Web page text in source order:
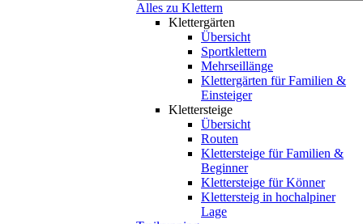
Alles zu Klettern
Klettergärten
Übersicht
Sportklettern
Mehrseillänge
Klettergärten für Familien &
Einsteiger
Klettersteige
Übersicht
Routen
Klettersteige für Familien &
Beginner
Klettersteige für Könner
Klettersteig in hochalpiner
Lage